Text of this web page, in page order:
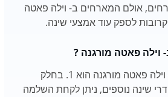
מיועד לכ- 8 אורחים, אולם המארחים ב- וילה פאטה
קרובות לספק עוד אמצעי שינה.
וילה פאטה מורגנה ?
מספר חדרי השינה ב- וילה פאטה מורגנה הוא 1. בחלק
שינה נוספים, ניתן לקחת השלמה